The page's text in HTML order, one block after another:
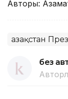
Авторы:
Қазақстан
без